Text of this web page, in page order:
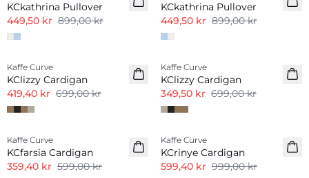
KCkathrina Pullover
449,50 kr 899,00 kr
KCkathrina Pullover
449,50 kr 899,00 kr
-40%
Kaffe Curve
KClizzy Cardigan
419,40 kr 699,00 kr
-50%
Kaffe Curve
KClizzy Cardigan
349,50 kr 699,00 kr
-40%
Kaffe Curve
KCfarsia Cardigan
359,40 kr 599,00 kr
-40%
Kaffe Curve
KCrinye Cardigan
599,40 kr 999,00 kr